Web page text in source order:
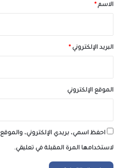
*الاسم*
البريد الإلكتروني*
الموقع الإلكتروني
احفظ اسمي، بريدي الإلكتروني،
لاستخدامها المرة المقبلة في تعليقي.